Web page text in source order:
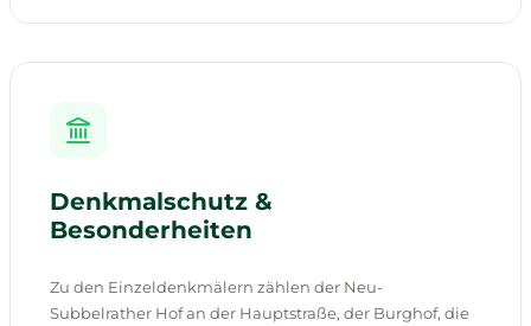
Denkmalschutz &
Besonderheiten
Zu den Einzeldenkmälern zählen der Neu-
Subbelrather Hof an der Hauptstraße, der Burghof, die